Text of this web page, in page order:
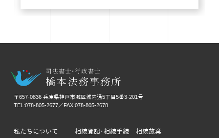
〒657-0836 兵庫県神戸市灘区城内通5丁目5番3-201号
TEL:078-805-2677／FAX:078-805-2678
私たちについて 相続登記･相続手続 相続放棄